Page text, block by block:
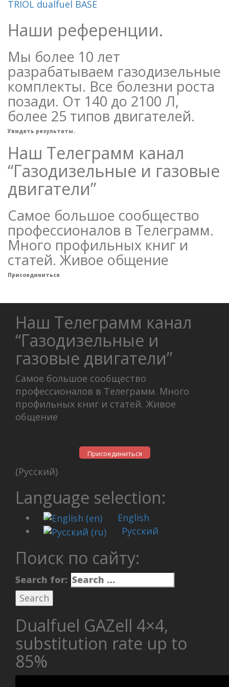
TRIOL dualfuel BASE
Наши референции.
Мы более 10 лет
разрабатываем газодизельные
комплекты. Все болезни роста
позади. От 140 до 2100 Л,
более 25 типов двигателей.
Увидеть результаты.
Наш Телеграмм канал
“Газодизельные и газовые
двигатели”
Самое большое сообщество
профессионалов в Телеграмм.
Много профильных книг и
статей. Живое общение
Присоединиться
Наш Телеграмм канал
“Газодизельные и
газовые двигатели”
Самое большое сообщество
профессионалов в Телеграмм. Много
профильных книг и статей. Живое
общение
Присоединиться
(Русский)
Language selection:
English
Русский
Поиск по сайту:
Search for:
Dualfuel GAZell 4×4,
substitution rate up to
85%